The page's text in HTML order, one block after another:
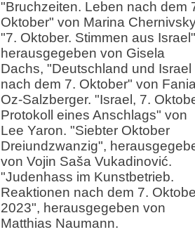
"Bruchzeiten. Leben nach dem
Oktober" von Marina
"7. Oktober. Stimmen aus
herausgegeben von Gisela
Dachs, "Deutschland und Israel
nach dem 7. Oktober" von
Oz-Salzberger. "Israel, 7.
Protokoll eines Anschlags" von
Lee Yaron. "Siebter Oktober
Dreiundzwanzig",
von Vojin Saša Vukadinović.
"Judenhass im Kunstbetrieb.
Reaktionen nach dem 7.
2023", herausgegeben von
Matthias Naumann.